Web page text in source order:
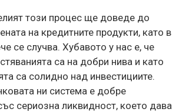
този процес ще доведе до
на кредитните продукти, като в
се случва. Хубавото у нас е, че
са на добри нива и като
са солидно над инвестициите.
ни система е добре
сериозна ликвидност, което дава